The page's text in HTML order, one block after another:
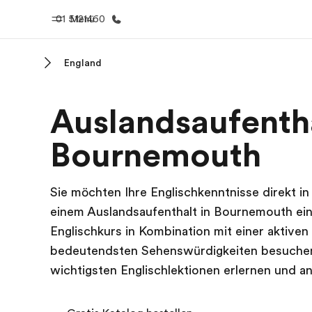
Menü
01 5121460
Willkommen bei EF Alle
England
Bournemouth
Sie möchten Ihre Englischkenntnisse direkt
einem Auslandsaufenthalt in Bournemouth
Englischkurs in Kombination mit einer
bedeutendsten Sehenswürdigkeiten
wichtigsten Englischlektionen erlernen und